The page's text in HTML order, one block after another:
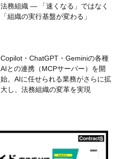
法務組織 — 「速くなる」ではなく
「組織の実行基盤が変わる」
Copilot・ChatGPT・Geminiの各種
AIとの連携（MCPサーバー）を開
始。AIに任せられる業務がさらに拡
大し、法務組織の変革を実現